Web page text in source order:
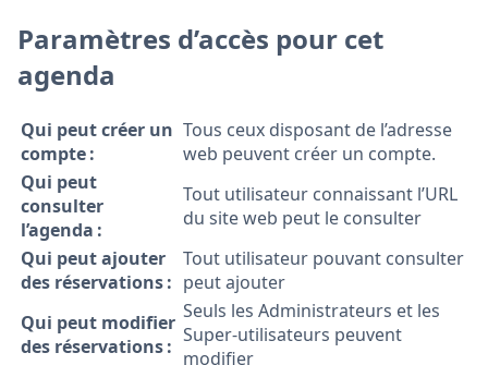
Paramètres d’accès pour cet
agenda
Qui peut créer un
compte :
Tous ceux disposant de l’adresse
web peuvent créer un compte.
Qui peut
consulter
l’agenda :
Tout utilisateur connaissant l’URL
du site web peut le consulter
Qui peut ajouter
des réservations :
Tout utilisateur pouvant consulter
peut ajouter
Qui peut modifier
des réservations :
Seuls les Administrateurs et les
Super-utilisateurs peuvent
modifier